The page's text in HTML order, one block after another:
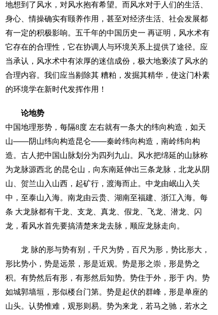
地想到了风水，对风水抱有希望。而风水对于人们的生活、
身心、情操确实有颐养作用，甚至对经济生活、社会发展都
有一定的积极影响。五千年的中国历史一 再证明，风水术有
它存在的合理性，它在协调人与环境关系上提供了途径。应
当承认，风水术中有浓厚的迷信成份，极大地亵渎了风水的
合理内容。我们应当剔除其 糟粕，发掘其精华，使这门朴素
的环境学在新时代发挥作用！
论地势
中国地理形势，每隔8度 左右就有一条大的纬向构造，如天
山――阴山纬向构造昆仑――秦岭纬向构造，南岭纬向构
造。古人把中国山脉划分为四列九山。风水把绵延的山脉称
为龙脉源西北 的昆仑山，向东南延伸出三条龙脉，北龙从阴
山、贺兰山入山西，起矿行，渡海而止。中龙由岷山入关
中，至泰山入海。南龙由云贵、湖南至福建、浙江入海。每
条 大龙脉都有干龙、支龙、真龙、假龙、飞龙、潜龙、闪
龙，看风水首先要搞清楚来龙去脉，顺应龙脉走向。
龙 脉的形与势有别，千尺为势，百尺为形，势比形大，
形比势小，势是远景，形是近观。势是形之崇，形是势之
积。有势然后有形，有形然后知势。势住于外，形于 内。势
如城郭墙垣，形似楼台门第。势是起伏的群峰，形是单座的
山头。认势惟难，观形则易。势为来龙，若马之驰，若水之